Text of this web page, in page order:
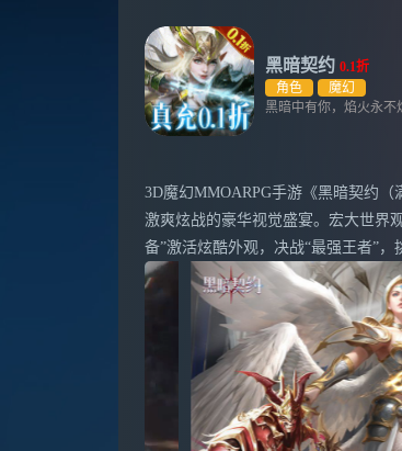
黑暗契约 0.1折
角色
魔幻
黑暗中有你，焰火永不
3D魔幻MMOARPG手游《黑暗契约
激爽炫战的豪华视觉盛宴。宏大世界
备”激活炫酷外观，决战“最强王者”，